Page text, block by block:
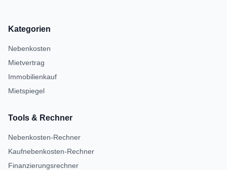
Kategorien
Nebenkosten
Mietvertrag
Immobilienkauf
Mietspiegel
Tools & Rechner
Nebenkosten-Rechner
Kaufnebenkosten-Rechner
Finanzierungsrechner